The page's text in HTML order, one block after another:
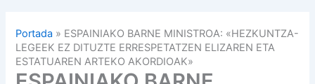
Portada » ESPAINIAKO BARNE MINISTROA: «HEZKUNTZA-
LEGEEK EZ DITUZTE ERRESPETATZEN ELIZAREN ETA
ESTATUAREN ARTEKO AKORDIOAK»